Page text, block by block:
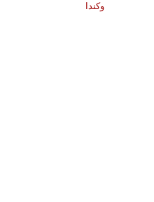
وكندا